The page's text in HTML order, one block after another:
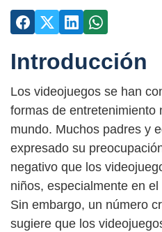
Introducción
Los videojuegos se han
formas de entretenimiento
mundo. Muchos padres y
expresado su
negativo que los
niños, especialmente en
Sin embargo, un número
sugiere que los